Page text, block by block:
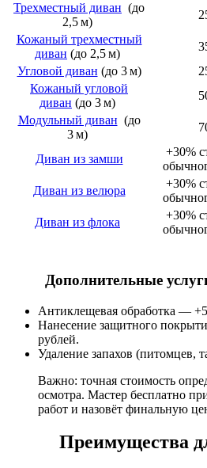
Трехместный диван (до
2,5 м)
Кожаный трехместный
диван (до 2,5 м)
Угловой диван (до 3 м)
Кожаный угловой
диван (до 3 м)
Модульный диван (до
3 м)
Диван из замши
+30%
Диван из велюра
+30%
Диван из флока
+30%
Дополнительные
Антиклещевая обработка —
Нанесение защитного
рублей.
Удаление запахов (питомцев,
Важно: точная стоимость
осмотра. Мастер бесплатно
работ и назовёт финальную
Преимущества